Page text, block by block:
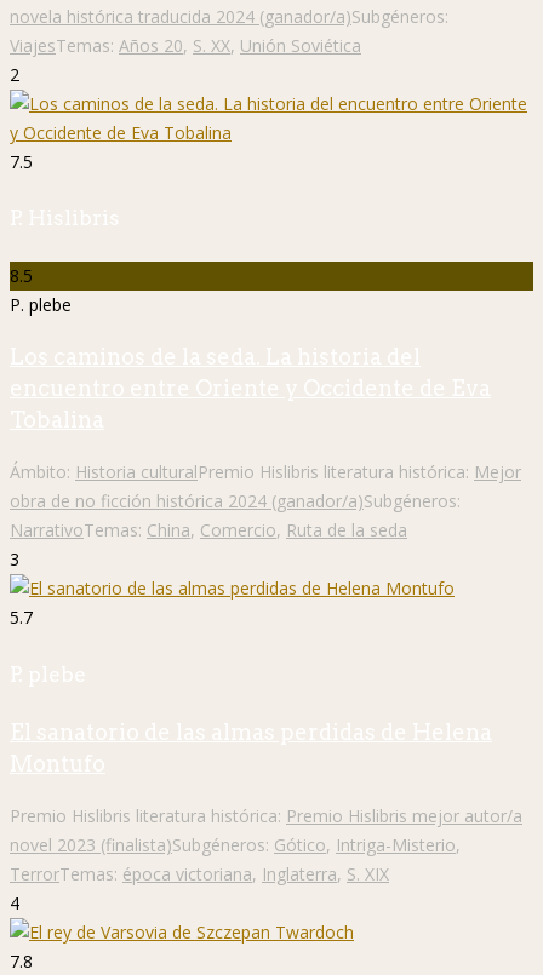
novela histórica traducida 2024 (ganador/a)Subgéneros:
ViajesTemas: Años 20, S. XX, Unión Soviética
2
7.5
P. Hislibris
8.5
P. plebe
Los caminos de la seda. La historia del
encuentro entre Oriente y Occidente de Eva
Tobalina
Ámbito: Historia culturalPremio Hislibris literatura histórica: Mejor
obra de no ficción histórica 2024 (ganador/a)Subgéneros:
NarrativoTemas: China, Comercio, Ruta de la seda
3
5.7
P. plebe
El sanatorio de las almas perdidas de Helena
Montufo
Premio Hislibris literatura histórica: Premio Hislibris mejor autor/a
novel 2023 (finalista)Subgéneros: Gótico, Intriga-Misterio,
TerrorTemas: época victoriana, Inglaterra, S. XIX
4
7.8